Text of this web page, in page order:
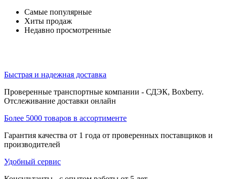
Самые популярные
Хиты продаж
Недавно просмотренные
Быстрая и надежная доставка
Проверенные транспортные компании - СДЭК, Boxberry.
Отслеживание доставки онлайн
Более 5000 товаров в ассортименте
Гарантия качества от 1 года от проверенных поставщиков и
производителей
Удобный сервис